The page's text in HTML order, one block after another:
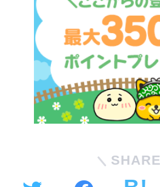
SHARE